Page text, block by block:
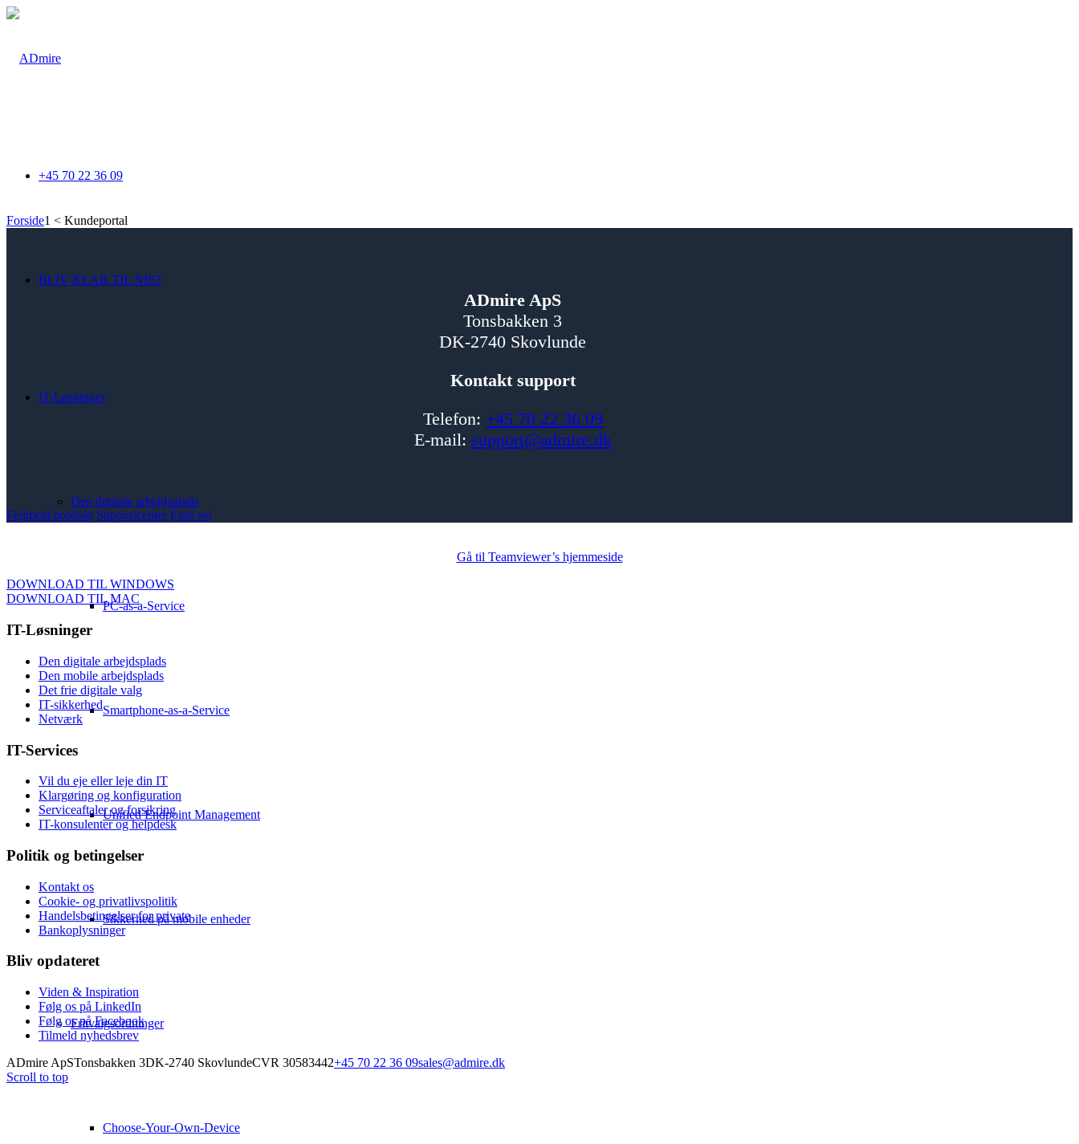
+45 70 22 36 09
BLIV KLAR TIL NIS2
IT-Løsninger
Den digitale arbejdsplads
PC-as-a-Service
Smartphone-as-a-Service
Unified Endpoint Management
Sikkerhed på mobile enheder
Fritvalgsordninger
Choose-Your-Own-Device
Forside1 < Kundeportal
ADmire ApS
Tonsbakken 3
DK-2740 Skovlunde
Kontakt support
Telefon: +45 70 22 36 09
E-mail: support@admire.dk
Fejlmeld produkt Supportcenter Find vej
Gå til Teamviewer’s hjemmeside
DOWNLOAD TIL WINDOWS
DOWNLOAD TIL MAC
IT-Løsninger
Den digitale arbejdsplads
Den mobile arbejdsplads
Det frie digitale valg
IT-sikkerhed
Netværk
IT-Services
Vil du eje eller leje din IT
Klargøring og konfiguration
Serviceaftaler og forsikring
IT-konsulenter og helpdesk
Politik og betingelser
Kontakt os
Cookie- og privatlivspolitik
Handelsbetingelser for private
Bankoplysninger
Bliv opdateret
Viden & Inspiration
Følg os på LinkedIn
Følg os på Facebook
Tilmeld nyhedsbrev
ADmire ApSTonsbakken 3DK-2740 SkovlundeCVR 30583442+45 70 22 36 09sales@admire.dk
Scroll to top